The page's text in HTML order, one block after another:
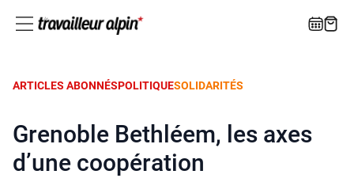
ARTICLES ABONNÉSPOLITIQUESOLIDARITÉS
Grenoble Bethléem, les axes
d’une coopération